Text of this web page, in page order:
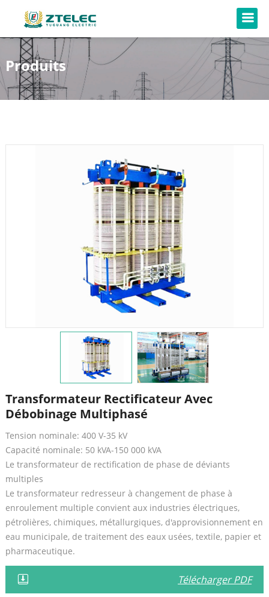
Produits
Transformateur Rectificateur Avec
Débobinage Multiphasé
Tension nominale: 400 V-35 kV
Capacité nominale: 50 kVA-150 000 kVA
Le transformateur de rectification de phase de déviants
multiples
Le transformateur redresseur à changement de phase à
enroulement multiple convient aux industries électriques,
pétrolières, chimiques, métallurgiques, d'approvisionnement en
eau municipale, de traitement des eaux usées, textile, papier et
pharmaceutique.
Télécharger PDF